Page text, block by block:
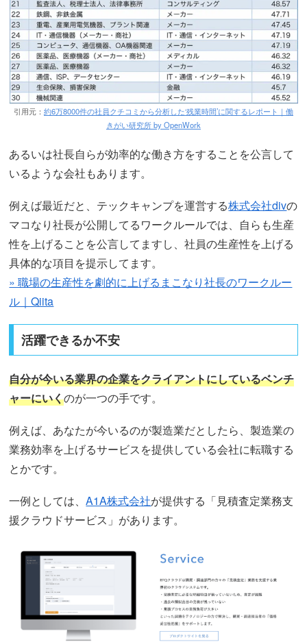
引用元： 約6万8000件の社員クチコミから分析した‘残業時間’に関するレポート｜働
きがい研究所 by OpenWork
あるいは社長自らが効率的な働き方をすることを公言して
いるような会社もあります。
例えば最近だと、テックキャンプを運営する株式会社divの
マコなり社長が公開してるワークルールでは、自らも生産
性を上げることを公言してますし、社員の生産性を上げる
具体的な項目を提示してます。
» 職場の生産性を劇的に上げるまこなり社長のワークルー
ル｜Qiita
活躍できるか不安
自分が今いる業界の企業をクライアントにしているベンチ
ャーにいくのが一つの手です。
例えば、あなたが今いるのが製造業だとしたら、製造業の
業務効率を上げるサービスを提供している会社に転職する
とかです。
一例としては、A1A株式会社が提供する「見積査定業務支
援クラウドサービス」があります。